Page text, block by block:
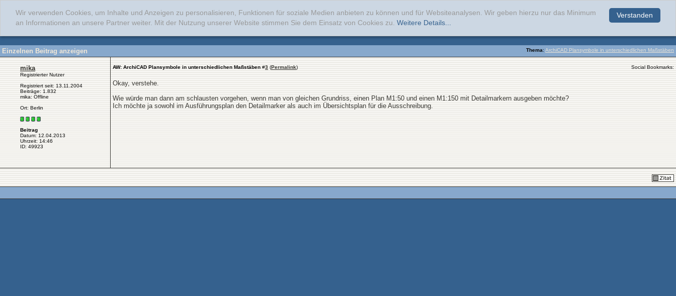
Verstanden
Wir verwenden Cookies, um Inhalte und Anzeigen zu personalisieren, Funktionen für soziale Medien anbieten zu können und für Websiteanalysen. Wir geben hierzu nur das Minimum
an Informationen an unsere Partner weiter. Mit der Nutzung unserer Website stimmen Sie dem Einsatz von Cookies zu. Weitere Details...
Thema: ArchiCAD Plansymbole in unterschiedlichen Maßstäben
Einzelnen Beitrag anzeigen
mika
Registrierter Nutzer
Registriert seit: 13.11.2004
Beiträge: 1.832
mika: Offline
Ort: Berlin
Beitrag
Datum: 12.04.2013
Uhrzeit: 14:46
ID: 49923
AW: ArchiCAD Plansymbole in unterschiedlichen Maßstäben #3 (Permalink) Social Bookmarks:
Okay, verstehe.
Wie würde man dann am schlausten vorgehen, wenn man von gleichen Grundriss, einen Plan M1:50 und einen M1:150 mit Detailmarkern ausgeben möchte?
Ich möchte ja sowohl im Ausführungsplan den Detailmarker als auch im Übersichtsplan für die Ausschreibung.